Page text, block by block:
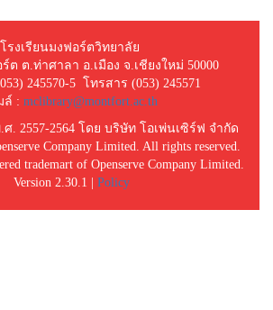
โรงเรียนมงฟอร์ตวิทยาลัย
ต ต.ท่าศาลา อ.เมือง จ.เชียงใหม่ 50000
245570-5 โทรสาร (053) 245571
ล์ : mclibrary@montfort.ac.th
2557-2564 โดย บริษัท โอเพ่นเซิร์ฟ จำกัด
Company Limited. All rights reserved.
trademart of Openserve Company Limited.
Version 2.30.1 | Policy